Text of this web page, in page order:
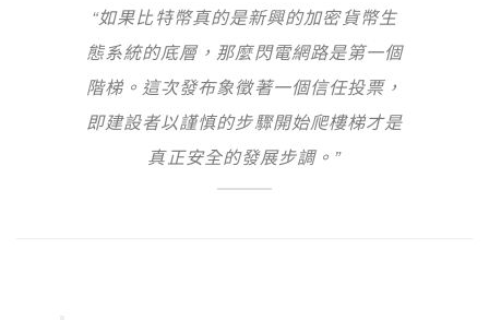
“如果比特幣真的是新興的加密貨幣生
態系統的底層，那麼閃電網路是第一個
階梯。這次發布象徵著一個信任投票，
即建設者以謹慎的步驟開始爬樓梯才是
真正安全的發展步調。”